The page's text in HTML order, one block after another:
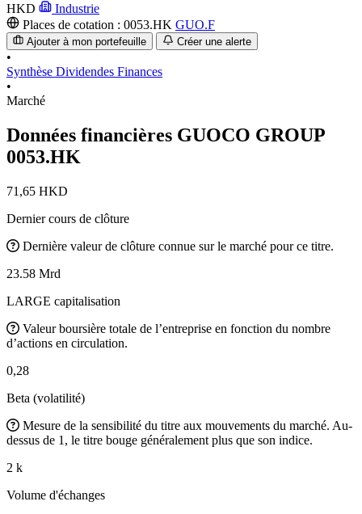
HKD
Industrie
Places de cotation : 0053.HK GUO.F
Ajouter à mon portefeuille Créer une alerte
•
Synthèse Dividendes Finances
•
Marché
Données financières GUOCO GROUP
0053.HK
71,65 HKD
Dernier cours de clôture
Dernière valeur de clôture connue sur le marché pour ce titre.
23.58 Mrd
LARGE capitalisation
Valeur boursière totale de l’entreprise en fonction du nombre
d’actions en circulation.
0,28
Beta (volatilité)
Mesure de la sensibilité du titre aux mouvements du marché. Au-
dessus de 1, le titre bouge généralement plus que son indice.
2 k
Volume d'échanges